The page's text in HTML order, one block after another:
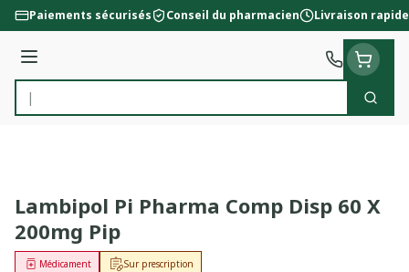
Aller au contenu
Paiements sécurisés Conseil du pharmacien Livraison rapide
Menu
Rechercher
Lambipol Pi Pharma Comp Disp 60 X
200mg Pip
Sur prescription
Médicament